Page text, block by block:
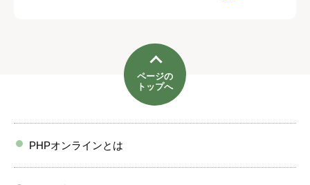
ページの
トップへ
PHPオンラインとは